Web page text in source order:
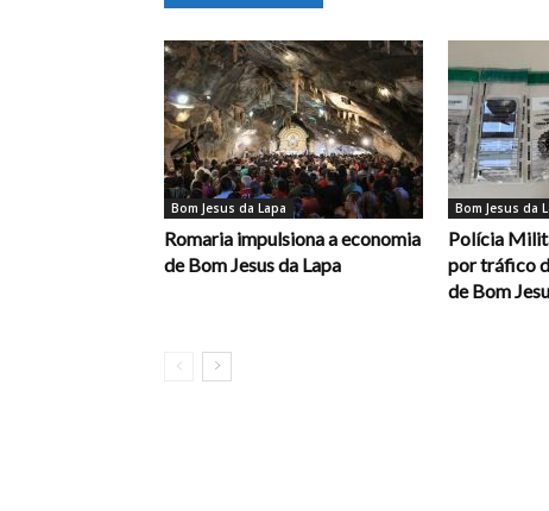
Bom Jesus da Lapa
Romaria impulsiona a economia
de Bom Jesus da Lapa
Bom Jesus da
Polícia
por tráfico
de Bom